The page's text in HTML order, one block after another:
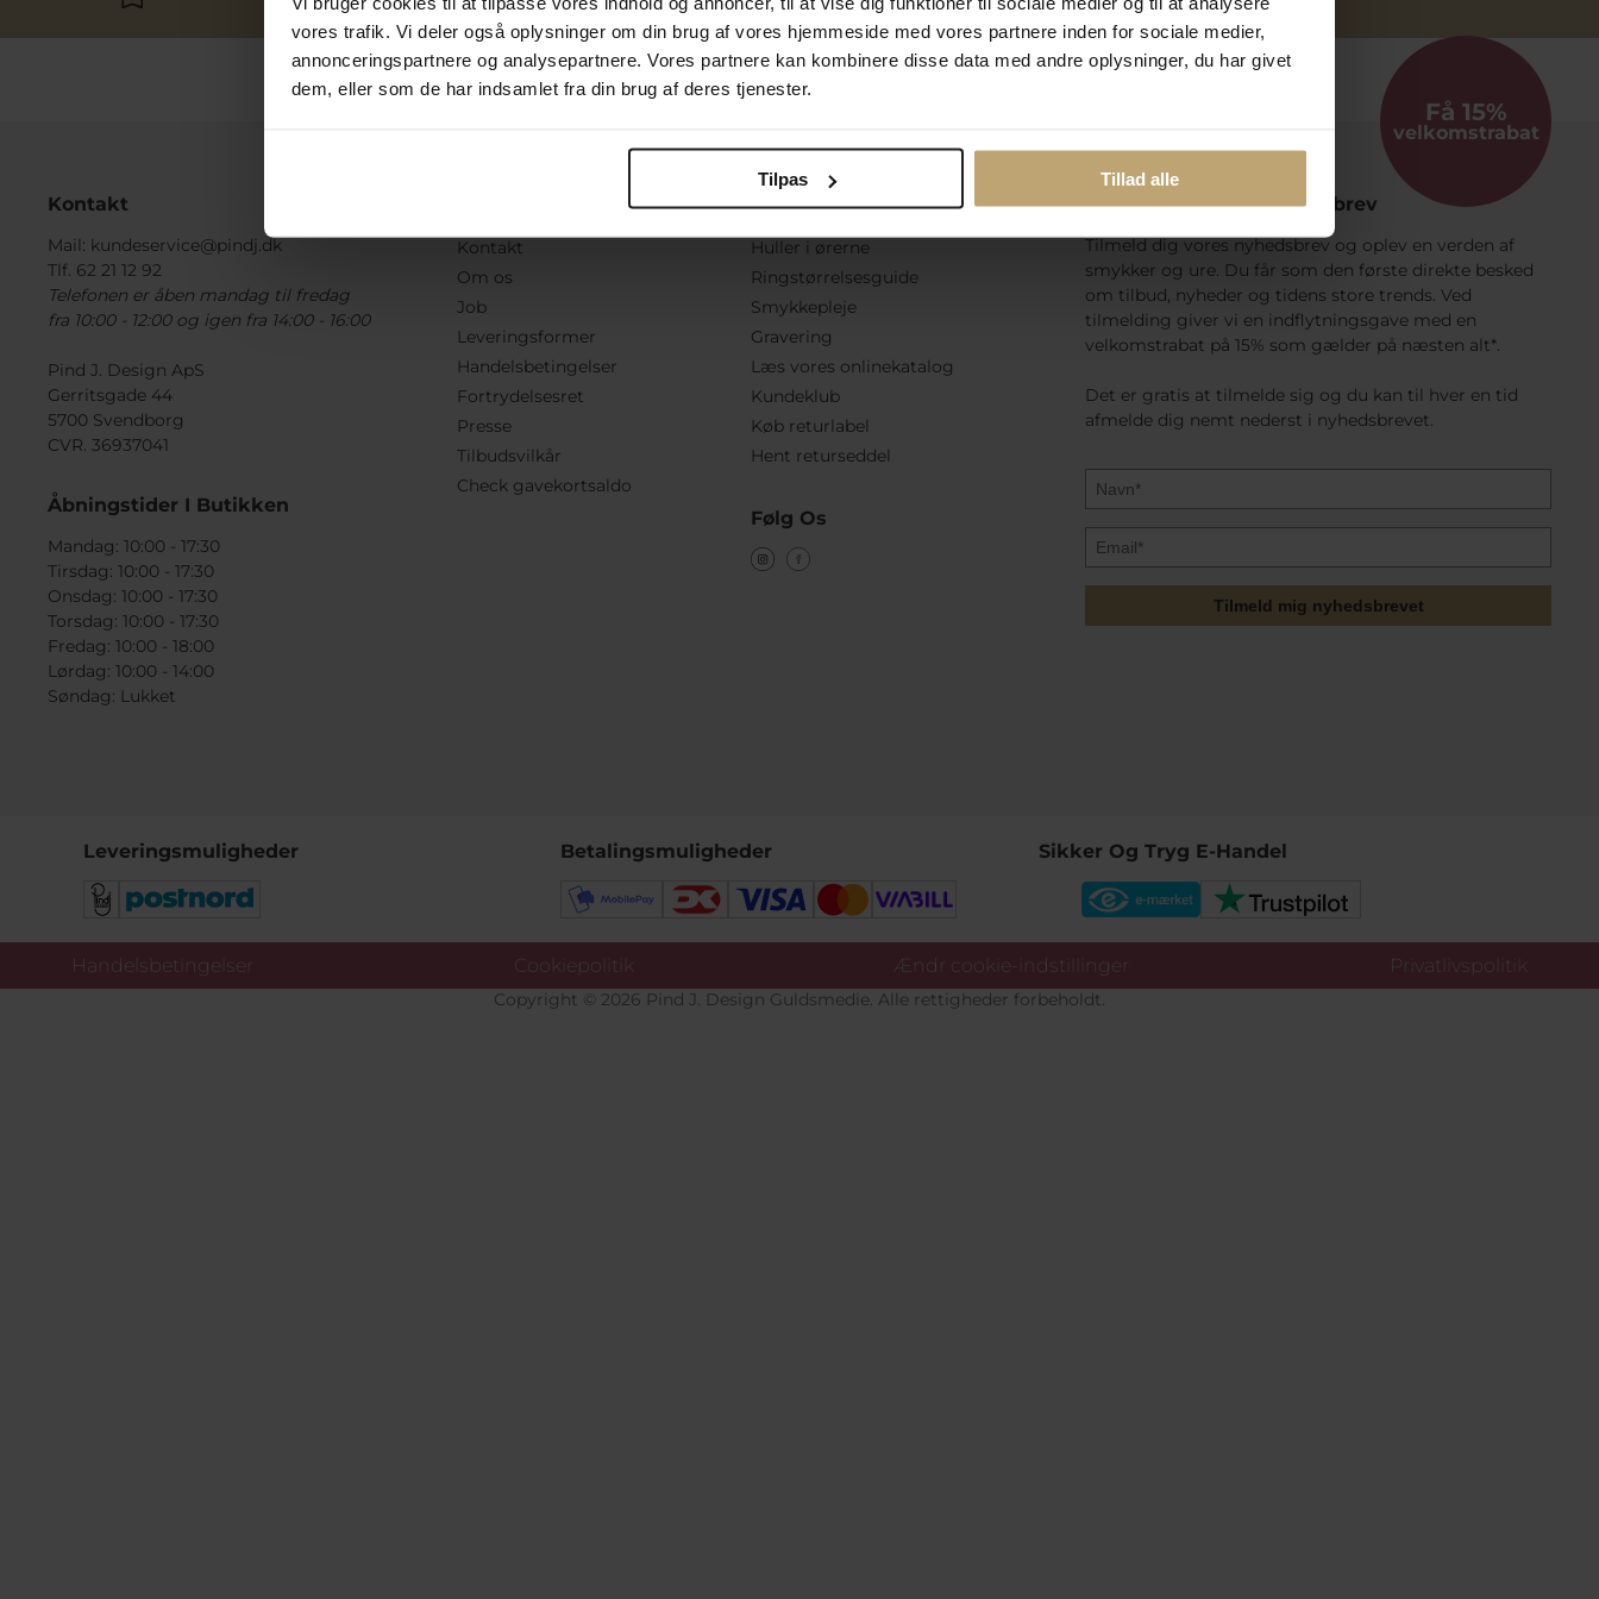
vores trafik. Vi deler også oplysninger om din brug af vores hjemmeside med vores partnere inden for sociale medier,
annonceringspartnere og analysepartnere. Vores partnere kan kombinere disse data med andre oplysninger, du har givet
dem, eller som de har indsamlet fra din brug af deres tjenester.
Tilpas Tillad alle
Kontakt
Mail: kundeservice@pindj.dk
Tlf. 62 21 12 92
Telefonen er åben mandag til fredag
fra 10:00 - 12:00 og igen fra 14:00 - 16:00
Pind J. Design ApS
Gerritsgade 44
5700 Svendborg
CVR. 36937041
Åbningstider I Butikken
Mandag: 10:00 - 17:30
Tirsdag: 10:00 - 17:30
Onsdag: 10:00 - 17:30
Torsdag: 10:00 - 17:30
Fredag: 10:00 - 18:00
Lørdag: 10:00 - 14:00
Søndag: Lukket
Kontakt
Om os
Job
Leveringsformer
Handelsbetingelser
Fortrydelsesret
Presse
Tilbudsvilkår
Check gavekortsaldo
Praktiske Sider
Huller i ørerne
Ringstørrelsesguide
Smykkepleje
Gravering
Læs vores onlinekatalog
Kundeklub
Køb returlabel
Hent returseddel
Følg Os
Få 15%
velkomstrabat
Følg Med I Vores Nyhedsbrev
Tilmeld dig vores nyhedsbrev og oplev en verden af
smykker og ure. Du får som den første direkte besked
om tilbud, nyheder og tidens store trends. Ved
tilmelding giver vi en indflytningsgave med en
velkomstrabat på 15% som gælder på næsten alt*.
Det er gratis at tilmelde sig og du kan til hver en tid
afmelde dig nemt nederst i nyhedsbrevet.
Tilmeld mig nyhedsbrevet
Leveringsmuligheder Betalingsmuligheder Sikker Og Tryg E-Handel
Handelsbetingelser Cookiepolitik Ændr cookie-indstillinger Privatlivspolitik
Copyright © 2026 Pind J. Design Guldsmedie. Alle rettigheder forbeholdt.